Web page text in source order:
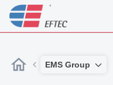
EMS Group